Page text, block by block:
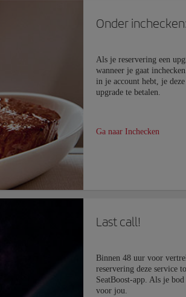
Onder
Als je reservering een
wanneer je gaat
in je account hebt, je
upgrade te betalen.
Ga naar Inchecken
Last call!
Binnen 48 uur voor
reservering deze service
SeatBoost-app. Als je
voor jou.